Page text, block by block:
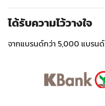
ได้รับความไว้วางใจ
จากแบรนด์กว่า 5,000 แบรนด์